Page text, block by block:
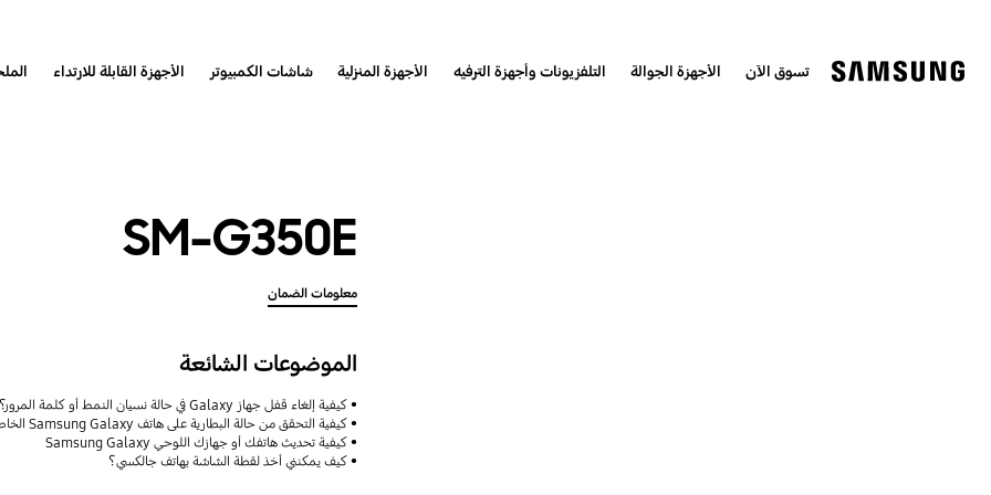
تسوق الآن الأجهزة الجوالة التلفزيونات وأجهزة الترفيه الأجهزة المنزلية شاشات الكمبيوتر الأجهزة القابلة للارتداء
SM-G350E
معلومات الضمان
الموضوعات الشائعة
كيفية إلغاء قفل جهاز Galaxy في حالة نسيان النمط أو كلمة المرور؟
كيفية التحقق من حالة البطارية على هاتف Samsung Galaxy الخاص بك
كيفية تحديث هاتفك أو جهازك اللوحي Samsung Galaxy
كيف يمكنني أخذ لقطة الشاشة بهاتف جالكسي؟